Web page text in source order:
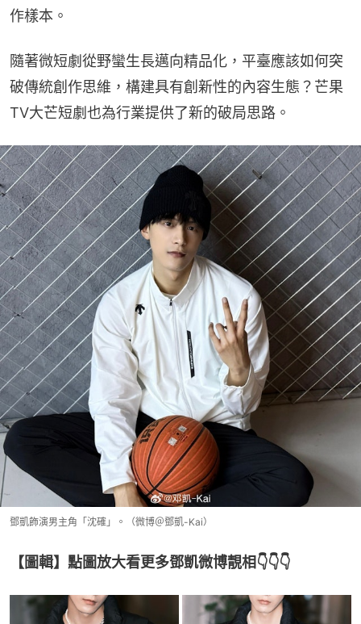
作樣本。
隨著微短劇從野蠻生長邁向精品化，平臺應該如何突
破傳統創作思維，構建具有創新性的內容生態？芒果
TV大芒短劇也為行業提供了新的破局思路。
鄧凱飾演男主角「沈確」。（微博＠鄧凱-Kai）
【圖輯】點圖放大看更多鄧凱微博靚相👇👇👇